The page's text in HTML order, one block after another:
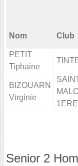
Nom Club
PETIT
Tiphaine
BIZOUARN
Virginie
1ERE
Senior 2